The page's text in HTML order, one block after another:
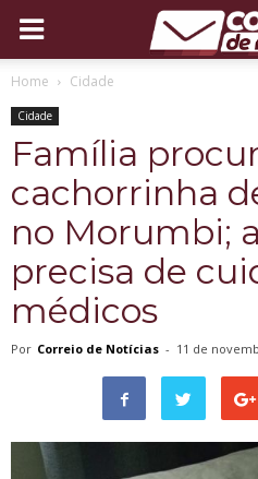
Home Cidade
Cidade
Família
cachorrinha
no Morumbi;
precisa de
médicos
Por Correio de Notícias - 11 de